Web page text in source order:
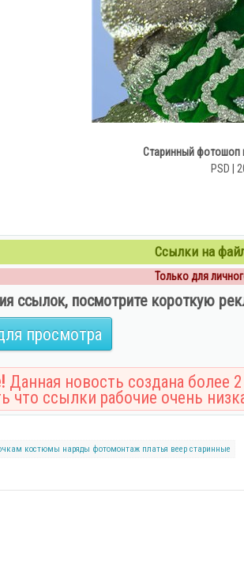
Старинный фотошоп
PSD |
Ссылки на
Только для
ссылок, посмотрите короткую
просмотра
Данная новость создана более
что ссылки рабочие очень
костюмы наряды фотомонтаж платья веер старинные